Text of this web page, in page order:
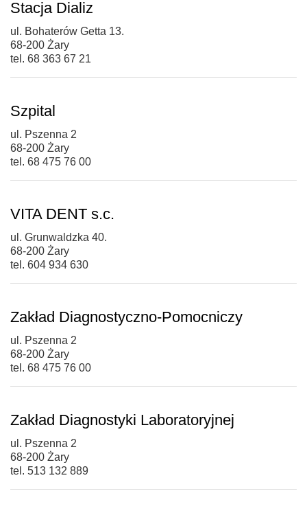
Stacja Dializ
ul. Bohaterów Getta 13.
68-200 Żary
tel. 68 363 67 21
Szpital
ul. Pszenna 2
68-200 Żary
tel. 68 475 76 00
VITA DENT s.c.
ul. Grunwaldzka 40.
68-200 Żary
tel. 604 934 630
Zakład Diagnostyczno-Pomocniczy
ul. Pszenna 2
68-200 Żary
tel. 68 475 76 00
Zakład Diagnostyki Laboratoryjnej
ul. Pszenna 2
68-200 Żary
tel. 513 132 889